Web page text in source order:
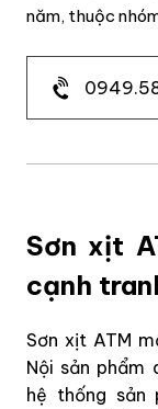
năm, thuộc
Sơn xịt
cạnh
Sơn xịt ATM
Nội sản phẩm
hệ thống sản